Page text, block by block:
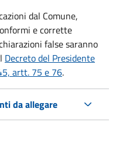
dal Comune,
e corrette
false saranno
Decreto del Presidente
artt. 75 e 76.
da allegare